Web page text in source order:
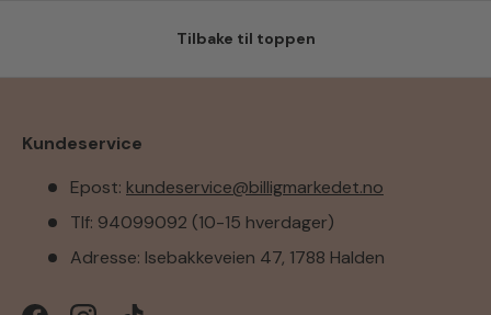
Tilbake til toppen
Kundeservice
Epost: kundeservice@billigmarkedet.no
Tlf: 94099092 (10-15 hverdager)
Adresse: Isebakkeveien 47, 1788 Halden